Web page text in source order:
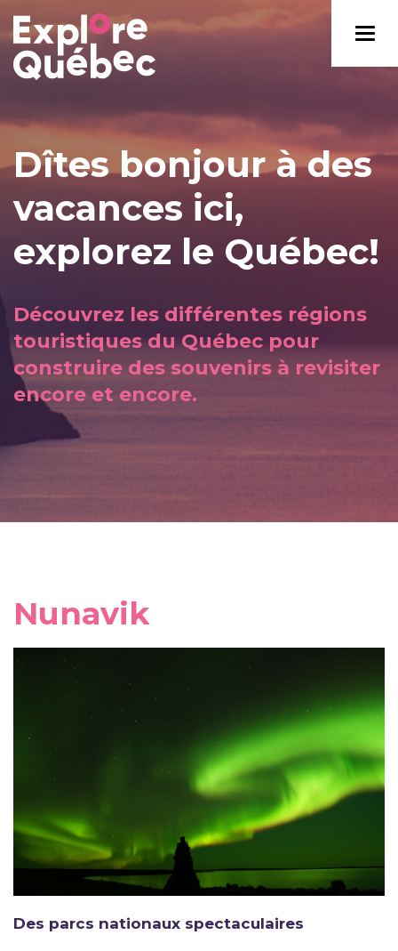
Dîtes bonjour à des
vacances ici,
explorez le Québec!
Découvrez les différentes régions
touristiques du Québec pour
construire des souvenirs à revisiter
encore et encore.
Nunavik
Des parcs nationaux spectaculaires